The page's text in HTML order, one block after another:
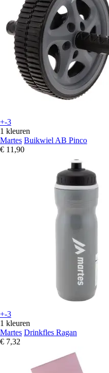
+-3
1 kleuren
Martes Buikwiel AB Pinco
€ 11,90
+-3
1 kleuren
Martes Drinkfles Ragan
€ 7,32